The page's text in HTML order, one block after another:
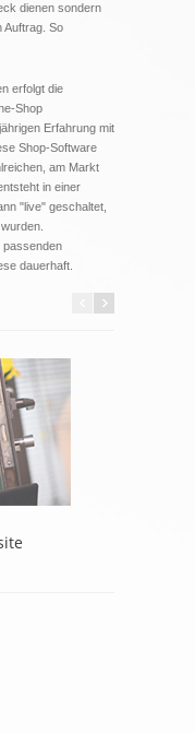
dienen sondern
Auftrag. So
erfolgt die
Shop
Erfahrung mit
Shop-Software
am Markt
in einer
"live" geschaltet,
passenden
dauerhaft.